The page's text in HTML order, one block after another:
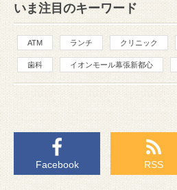
いま注目のキーワード
ATM ランチ クリニック
歯科 イオンモール幕張新都心
Facebook RSS